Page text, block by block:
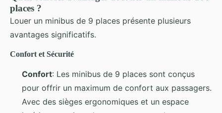
places ?
Louer un minibus de 9 places présente plusieurs
avantages significatifs.
Confort et Sécurité
Confort: Les minibus de 9 places sont conçus
pour offrir un maximum de confort aux passagers.
Avec des sièges ergonomiques et un espace